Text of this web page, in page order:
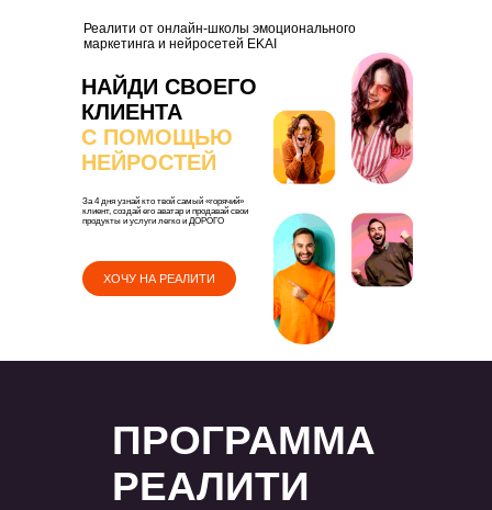
ХОЧУ НА РЕАЛИТИ
Реалити от онлайн-школы эмоционального
маркетинга и нейросетей EKAI
НАЙДИ СВОЕГО
КЛИЕНТА
С ПОМОЩЬЮ
НЕЙРОСТЕЙ
За 4 дня узнай кто твой самый «‎горячий»‎
клиент, создай его аватар и продавай свои
продукты и услуги легко и ДОРОГО
ПРОГРАММА
РЕАЛИТИ